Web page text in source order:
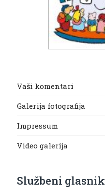
Vaši komentari
Galerija fotografija
Impressum
Video galerija
Službeni glasnik